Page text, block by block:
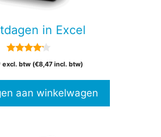
in Excel
4.00
van 5
excl. btw (€8,47incl. btw)
aan winkelwagen